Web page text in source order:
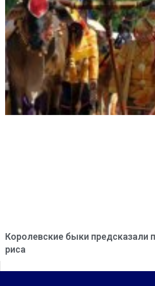
Королевские быки предсказали
риса